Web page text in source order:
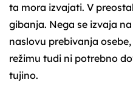
ta mora izvajati. V
gibanja. Nega se izvaja
naslovu prebivanja
režimu tudi ni potrebno
tujino.